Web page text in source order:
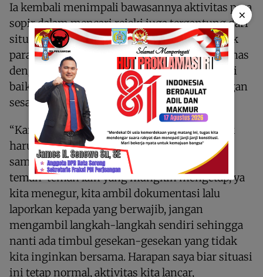
Ia kembali menimpali bawasannya aktivitas para
sopir dalam mencari rejeki juga tergantung dari
situasi Kamtibmas yang ada. Ia pun mengajak
para supir agar ikut menjaga situasi Kamtibmas
dengan saling menghargai dan menghormati
baik dengan sesama supir truk maupun dengan
sesama pengendara lainnya.
“Kami mohon juga kepada semua supir truck
harus sama-sama bersatu karena kita hidup
sama-sama mencari makan. Jadi kalau ada
teman-teman lain yang mungkin mengetap, ya
kita menegur, kita ambil dokumentasi lalu
laporkan kepada yang berwajib, jangan
mengambil langkah-langkah sendiri sehingga
nanti ada timbul gesekan-gesekan yang tidak
kita inginkan bersama. Harapan saya biar situasi
ini tetap normal, aktivitas kita lancar,
×